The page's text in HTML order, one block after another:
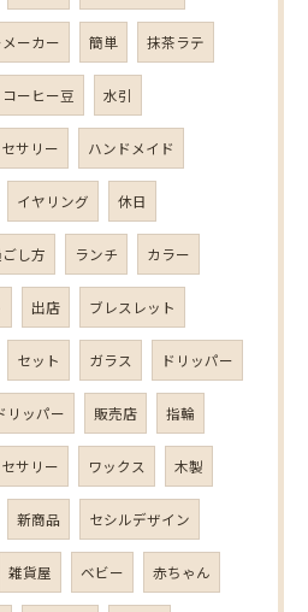
ーカー 簡単 抹茶ラテ
コーヒー豆 水引
サリー ハンドメイド
イヤリング 休日
し方 ランチ カラー
出店 ブレスレット
セット ガラス ドリッパー
リッパー 販売店 指輪
サリー ワックス 木製
新商品 セシルデザイン
雑貨屋 ベビー 赤ちゃん